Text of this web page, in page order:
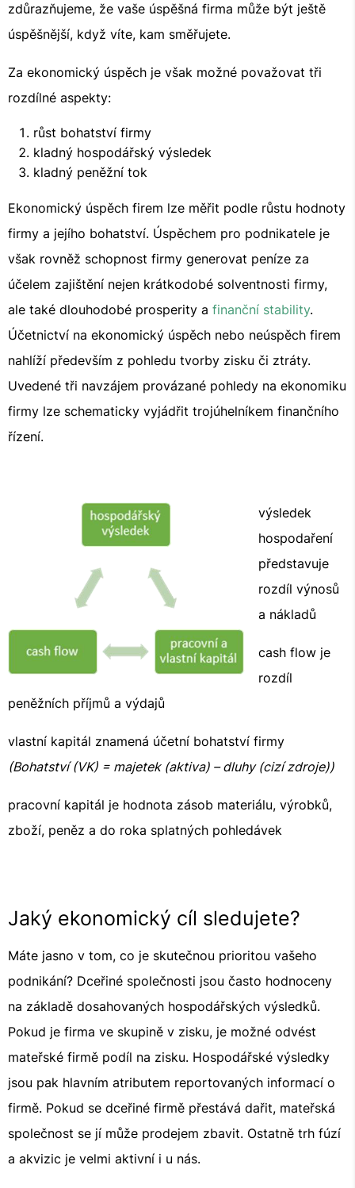
zdůrazňujeme, že vaše úspěšná firma může být ještě
úspěšnější, když víte, kam směřujete.
Za ekonomický úspěch je však možné považovat tři
rozdílné aspekty:
růst bohatství firmy
kladný hospodářský výsledek
kladný peněžní tok
Ekonomický úspěch firem lze měřit podle růstu hodnoty
firmy a jejího bohatství. Úspěchem pro podnikatele je
však rovněž schopnost firmy generovat peníze za
účelem zajištění nejen krátkodobé solventnosti firmy,
ale také dlouhodobé prosperity a finanční stability.
Účetnictví na ekonomický úspěch nebo neúspěch firem
nahlíží především z pohledu tvorby zisku či ztráty.
Uvedené tři navzájem provázané pohledy na ekonomiku
firmy lze schematicky vyjádřit trojúhelníkem finančního
řízení.
výsledek
hospodaření
představuje
rozdíl výnosů
a nákladů
cash flow je
rozdíl
peněžních příjmů a výdajů
vlastní kapitál znamená účetní bohatství firmy
(Bohatství (VK) = majetek (aktiva) – dluhy (cizí zdroje))
pracovní kapitál je hodnota zásob materiálu, výrobků,
zboží, peněz a do roka splatných pohledávek
Jaký ekonomický cíl sledujete?
Máte jasno v tom, co je skutečnou prioritou vašeho
podnikání? Dceřiné společnosti jsou často hodnoceny
na základě dosahovaných hospodářských výsledků.
Pokud je firma ve skupině v zisku, je možné odvést
mateřské firmě podíl na zisku. Hospodářské výsledky
jsou pak hlavním atributem reportovaných informací o
firmě. Pokud se dceřiné firmě přestává dařit, mateřská
společnost se jí může prodejem zbavit. Ostatně trh fúzí
a akvizic je velmi aktivní i u nás.